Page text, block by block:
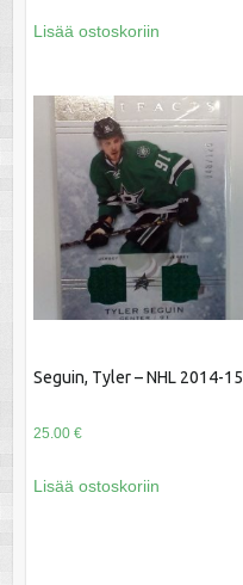
Lisää ostoskoriin
Seguin, Tyler – NHL 2014-15
25.00 €
Lisää ostoskoriin